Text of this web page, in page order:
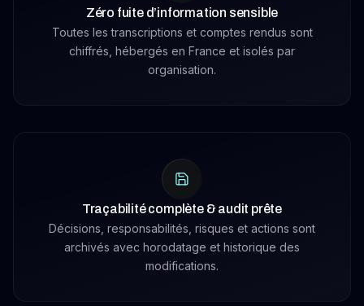
Zéro fuite d’information sensible
Toutes les transcriptions et comptes rendus sont
chiffrés, hébergés en France et isolés par
organisation.
Traçabilité complète & audit prête
Décisions, responsabilités, risques et actions sont
archivés avec horodatage et historique des
modifications.